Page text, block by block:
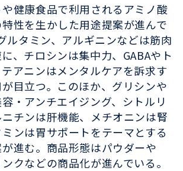
健康食品で利用されるアミノ酸
性を生かした用途提案が進んで
ルタミン、アルギニンなどは筋肉
、チロシンは集中力、GABAやト
アニンはメンタルケアを訴求す
目立つ。このほか、グリシンや
・アンチエイジング、シトルリ
チンは肝機能、メチオニンは腎
ンは胃サポートをテーマとする
進む。商品形態はパウダーや
クなどの商品化が進んでいる。